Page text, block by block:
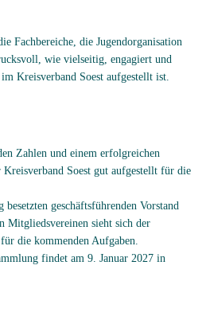
Fachbereiche, die Jugendorganisation
wie vielseitig, engagiert und
Kreisverband Soest aufgestellt ist.
Zahlen und einem erfolgreichen
Kreisverband Soest gut aufgestellt für die
geschäftsführenden Vorstand
Mitgliedsvereinen sieht sich der
die kommenden Aufgaben.
findet am 9. Januar 2027 in